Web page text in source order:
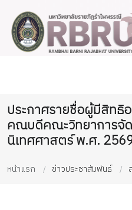
ประกาศรายชื่อผู้มีสิทธิ
คณบดีคณะวิทยาการจั
นิเทศศาสตร์ พ.ศ.
หน้าแรก ข่าวประชาสัมพันธ์